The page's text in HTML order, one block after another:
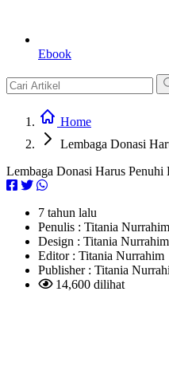
Ebook
Home
Lembaga Donasi
Lembaga Donasi Harus Penuhi
7 tahun lalu
Penulis : Titania Nurrahim
Design : Titania Nurrahim
Editor : Titania Nurrahim
Publisher : Titania
14,600 dilihat